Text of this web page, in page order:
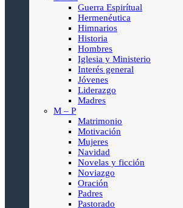
Guerra Espirítual
Hermenéutica
Himnarios
Historia
Hombres
Iglesia y Ministerio
Interés general
Jóvenes
Liderazgo
Madres
M – P
Matrimonio
Motivación
Mujeres
Navidad
Novelas y ficción
Noviazgo
Oración
Padres
Pastorado